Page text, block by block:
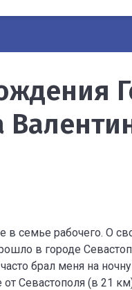
в семье рабочего. О
в городе
брал меня на
Севастополя (в 21